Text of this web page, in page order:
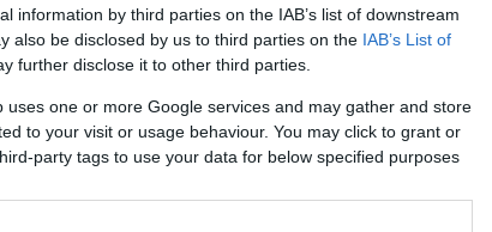
information by third parties on the IAB’s list of downstream
also be disclosed by us to third parties on the IAB’s List of
further disclose it to other third parties.
uses one or more Google services and may gather and store
to your visit or usage behaviour. You may click to grant or
party tags to use your data for below specified purposes